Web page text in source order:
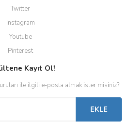
Twitter
Instagram
Youtube
Pinterest
Kayıt Ol!
ile ilgili e-posta almak ister misiniz?
EKLE